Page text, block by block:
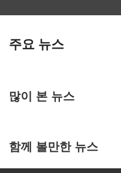
주요 뉴스
많이 본 뉴스
함께 볼만한 뉴스